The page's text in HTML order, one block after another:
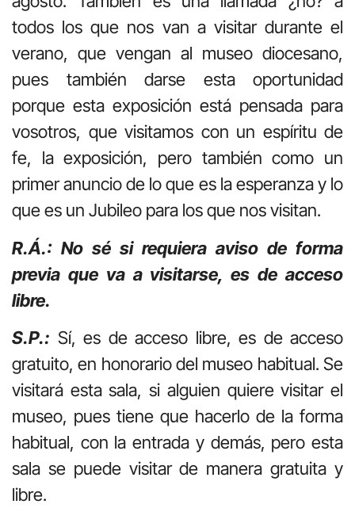
todos los que nos van a visitar durante el
verano, que vengan al museo diocesano,
pues también darse esta oportunidad
porque esta exposición está pensada para
vosotros, que visitamos con un espíritu de
fe, la exposición, pero también como un
primer anuncio de lo que es la esperanza y lo
que es un Jubileo para los que nos visitan.
R.Á.: No sé si requiera aviso de forma
previa que va a visitarse, es de acceso
libre.
S.P.: Sí, es de acceso libre, es de acceso
gratuito, en honorario del museo habitual. Se
visitará esta sala, si alguien quiere visitar el
museo, pues tiene que hacerlo de la forma
habitual, con la entrada y demás, pero esta
sala se puede visitar de manera gratuita y
libre.